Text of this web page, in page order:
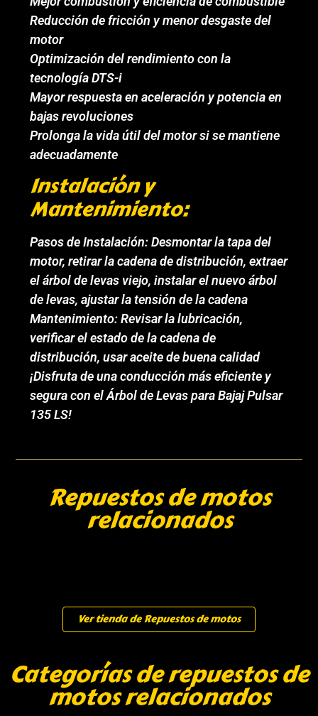
Reducción de fricción y menor desgaste del
motor
Optimización del rendimiento con la
tecnología DTS-i
Mayor respuesta en aceleración y potencia en
bajas revoluciones
Prolonga la vida útil del motor si se mantiene
adecuadamente
Instalación y
Mantenimiento:
Pasos de Instalación: Desmontar la tapa del
motor, retirar la cadena de distribución, extraer
el árbol de levas viejo, instalar el nuevo árbol
de levas, ajustar la tensión de la cadena
Mantenimiento: Revisar la lubricación,
verificar el estado de la cadena de
distribución, usar aceite de buena calidad
¡Disfruta de una conducción más eficiente y
segura con el Árbol de Levas para Bajaj Pulsar
135 LS!
Repuestos de motos
relacionados
Ver tienda de Repuestos de motos
Categorías de repuestos de
motos relacionados